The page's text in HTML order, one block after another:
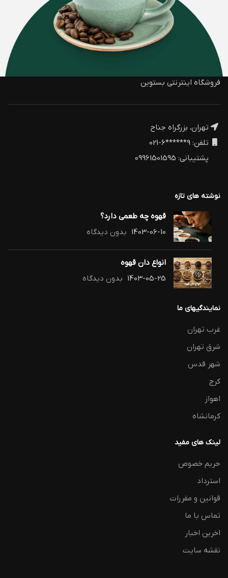
فروشگاه اینترنتی بستوین
تهران، بزرگراه جناح
تلفن: 9******6-021
پشتیبانی: 09961501595
نوشته های تازه
قهوه چه طعمی دارد؟
1403-06-10 بدون دیدگاه
انواع دان قهوه
1403-05-25 بدون دیدگاه
نمایندگیهای ما
غرب تهران
شرق تهران
شهر قدس
کرج
اهواز
کرمانشاه
لینک های مفید
حریم خصوص
استرداد
قوانین و مقررات
تماس با ما
اخرین اخبار
نقشه سایت